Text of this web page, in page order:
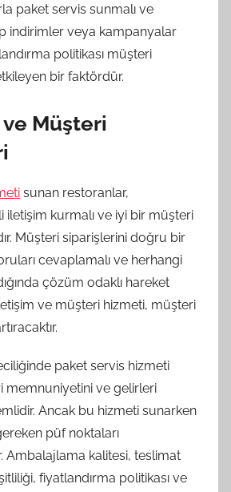
paket servis sunmalı ve
indirimler veya kampanyalar
politikası müşteri
bir faktördür.
Müşteri
sunan restoranlar,
iletişim kurmalı ve iyi bir müşteri
Müşteri siparişlerini doğru bir
cevaplamalı ve herhangi
çözüm odaklı hareket
ve müşteri hizmeti, müşteri
paket servis hizmeti
memnuniyetini ve gelirleri
Ancak bu hizmeti sunarken
püf noktaları
Ambalajlama kalitesi, teslimat
fiyatlandırma politikası ve